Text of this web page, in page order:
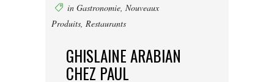
in Gastronomie Nouveaux
Produits Restaurants
GHISLAINE ARABIAN
CHEZ PAUL